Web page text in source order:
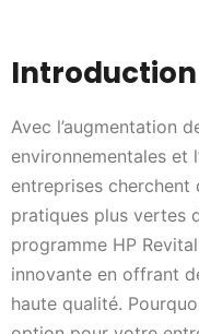
Introduction
Avec l’augmentation
environnementales et
entreprises cherchent
pratiques plus vertes
programme HP
innovante en offrant
haute qualité.